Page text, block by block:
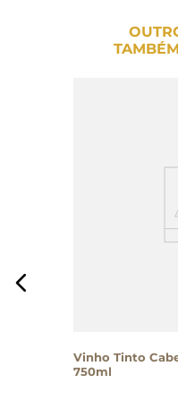
Vinho Tinto
750ml